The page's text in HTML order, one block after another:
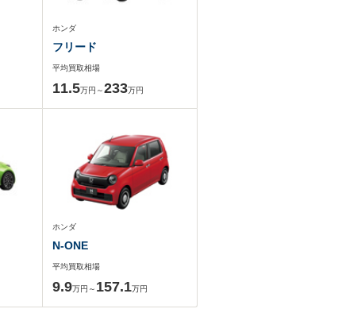
ホンダ
フリード
平均買取相場
11.5万円～233万円
ホンダ
N-ONE
平均買取相場
9.9万円～ 157.1万円